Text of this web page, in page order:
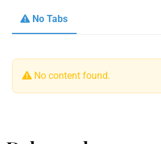
No Tabs
No content found.